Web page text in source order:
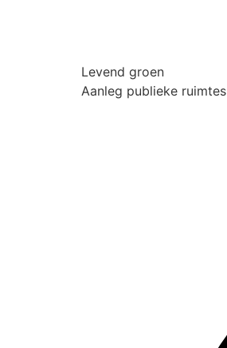
Levend groen
Aanleg publieke ruimtes